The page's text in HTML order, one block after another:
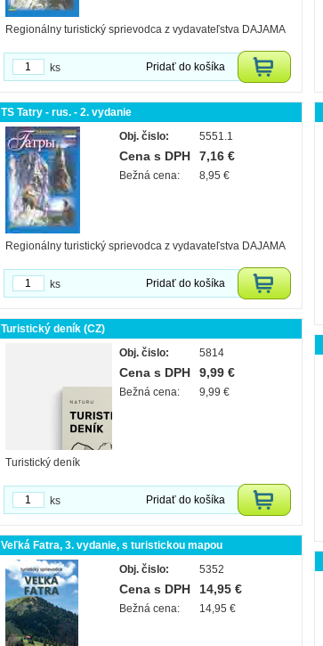
Regionálny turistický sprievodca z vydavateľstva DAJAMA
Pridať do košíka
ks
TS Tatry - rus. - 2. vydanie
Obj. čislo:
5551.1
Cena s DPH 7,16 €
Bežná cena: 8,95 €
Regionálny turistický sprievodca z vydavateľstva DAJAMA
Pridať do košíka
ks
Turistický deník (CZ)
Obj. čislo:
5814
Cena s DPH 9,99 €
Bežná cena: 9,99 €
Turistický deník
Pridať do košíka
ks
Veľká Fatra, 3. vydanie, s turistickou mapou
Obj. čislo:
5352
Cena s DPH 14,95 €
Bežná cena: 14,95 €